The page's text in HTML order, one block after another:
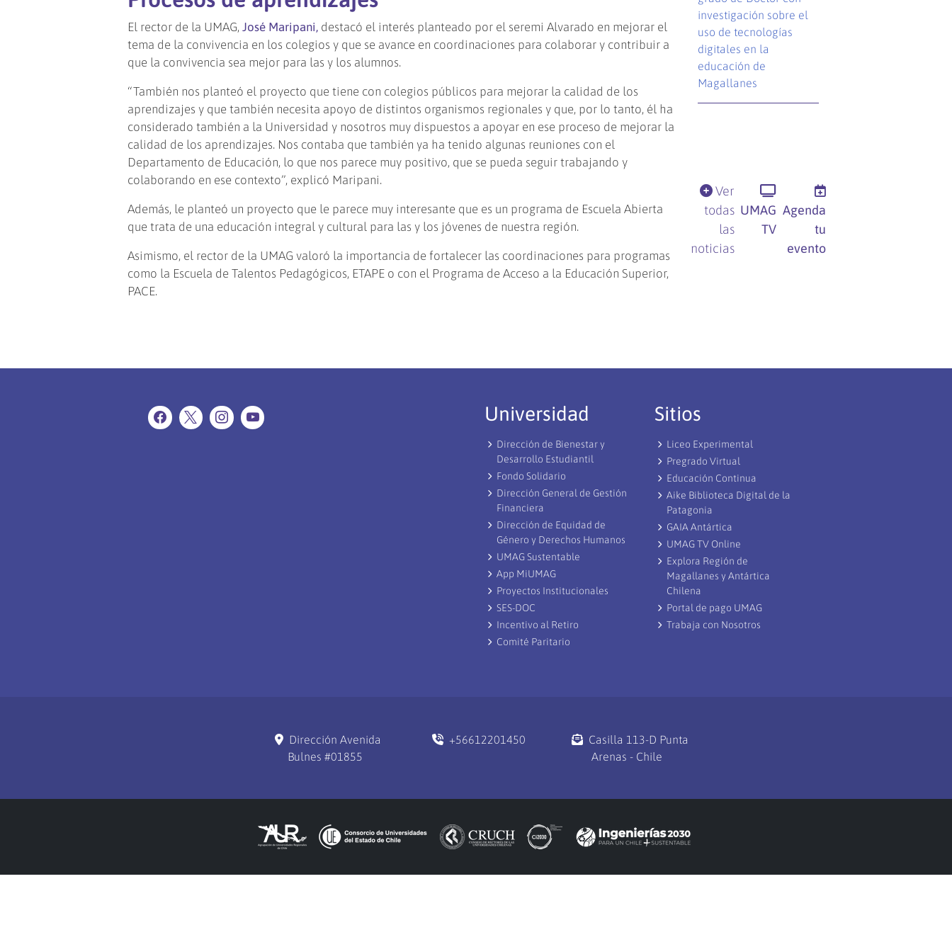
El rector de la UMAG,José Maripani, destacó el interés planteado por el seremi Alvarado en mejorar el
tema de la convivencia en los colegios y que se avance en coordinaciones para colaborar y contribuir a
que la convivencia sea mejor para las y los alumnos.
“También nos planteó el proyecto que tiene con colegios públicos para mejorar la calidad de los
aprendizajes y que también necesita apoyo de distintos organismos regionales y que, por lo tanto, él ha
considerado también a la Universidad y nosotros muy dispuestos a apoyar en ese proceso de mejorar la
calidad de los aprendizajes. Nos contaba que también ya ha tenido algunas reuniones con el
Departamento de Educación, lo que nos parece muy positivo, que se pueda seguir trabajando y
colaborando en ese contexto”, explicó Maripani.
Además, le planteó un proyecto que le parece muy interesante que es un programa de Escuela Abierta
que trata de una educación integral y cultural para las y los jóvenes de nuestra región.
Asimismo, el rector de la UMAG valoró la importancia de fortalecer las coordinaciones para programas
como la Escuela de Talentos Pedagógicos, ETAPE o con el Programa de Acceso a la Educación Superior,
PACE.
investigación sobre el
uso de tecnologías
digitales en la
educación de
Magallanes
Ver
todas
las
noticias
UMAG
TV
Agenda
tu
evento
Universidad
Dirección de Bienestar y
Desarrollo Estudiantil
Fondo Solidario
Dirección General de Gestión
Financiera
Dirección de Equidad de
Género y Derechos Humanos
UMAG Sustentable
App MiUMAG
Proyectos Institucionales
SES-DOC
Incentivo al Retiro
Comité Paritario
Sitios
Liceo Experimental
Pregrado Virtual
Educación Continua
Aike Biblioteca Digital de la
Patagonia
GAIA Antártica
UMAG TV Online
Explora Región de
Magallanes y Antártica
Chilena
Portal de pago UMAG
Trabaja con Nosotros
Dirección Avenida
Bulnes #01855
+56612201450
Casilla 113-D Punta
Arenas - Chile